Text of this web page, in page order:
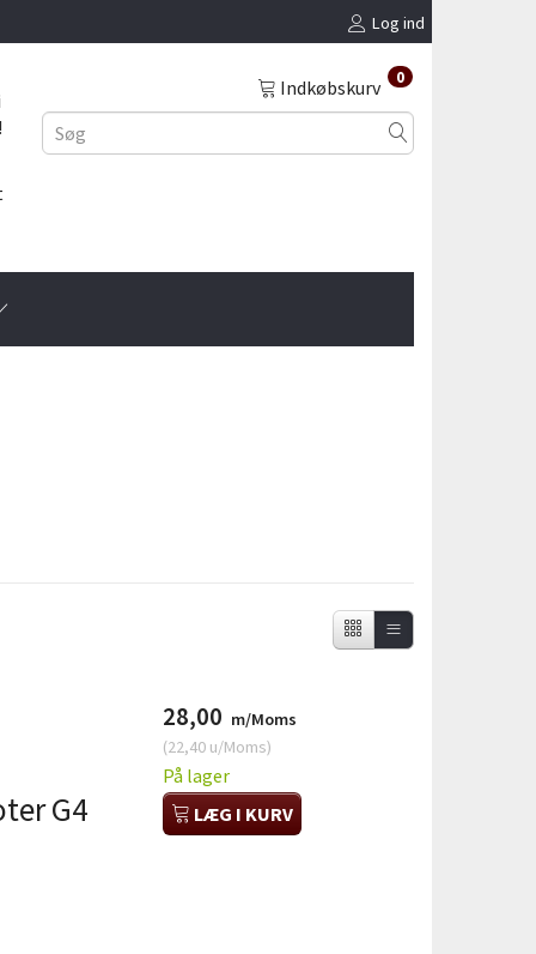
Log ind
Indkøbskurv 0
G4
28,00 m/Moms
(22,40u/Moms)
På lager
LÆG I KURV